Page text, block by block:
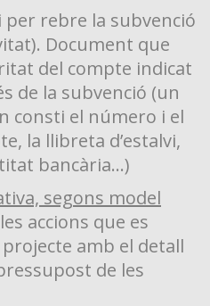
rebre la subvenció
Document que
del compte indicat
de la subvenció (un
consti el número i el
la llibreta d’estalvi,
bancària...)
segons model
accions que es
amb el detall
de les